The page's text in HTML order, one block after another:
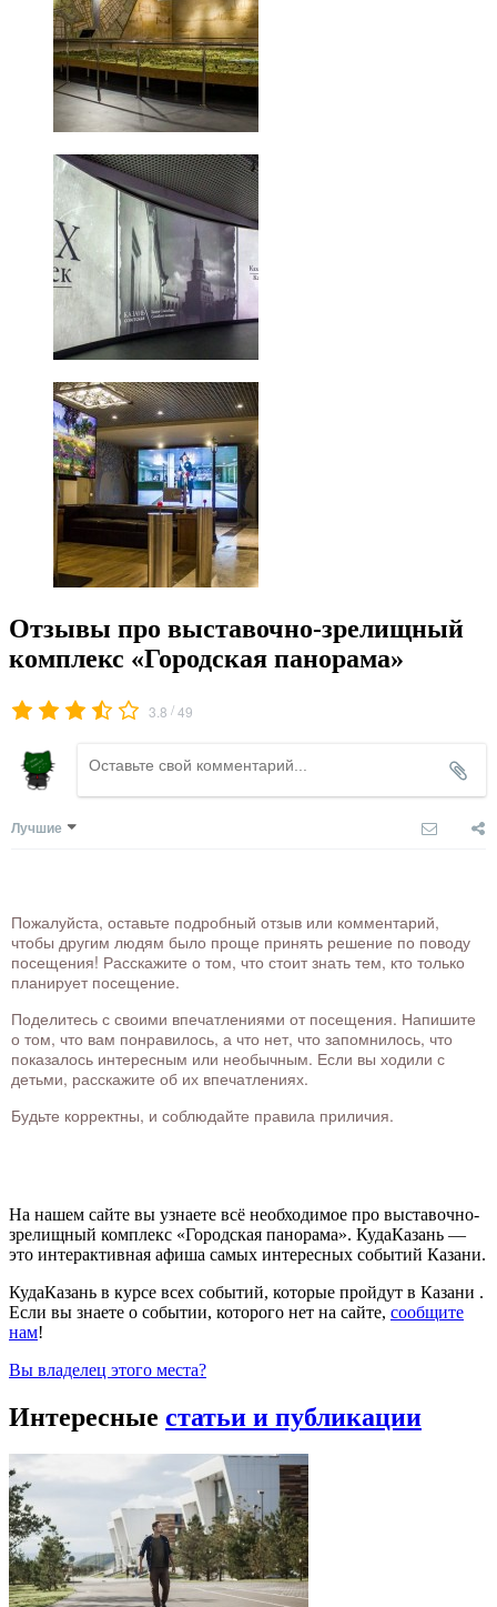
Отзывы про выставочно-зрелищный
комплекс «Городская панорама»
3.8 /49
Лучшие
Пожалуйста, оставьте подробный отзыв или комментарий,
чтобы другим людям было проще принять решение по поводу
посещения! Расскажите о том, что стоит знать тем, кто только
планирует посещение.
Поделитесь с своими впечатлениями от посещения. Напишите
о том, что вам понравилось, а что нет, что запомнилось, что
показалось интересным или необычным. Если вы ходили с
детьми, расскажите об их впечатлениях.
Будьте корректны, и соблюдайте правила приличия.
На нашем сайте вы узнаете всё необходимое про выставочно-
зрелищный комплекс «Городская панорама». КудаКазань —
это интерактивная афиша самых интересных событий Казани.
КудаКазань в курсе всех событий, которые пройдут в Казани .
Если вы знаете о событии, которого нет на сайте, сообщите
нам!
Вы владелец этого места?
Интересные статьи и публикации